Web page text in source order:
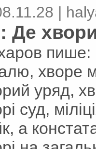
|
Де
пише:
хворе
уряд,
суд,
а